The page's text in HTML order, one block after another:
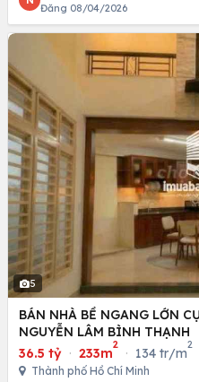
Đăng 08/04/2026
5
BÁN NHÀ BỀ NGANG LỚN
NGUYỄN LÂM BÌNH THẠNH
36.5 tỷ · 233m
2
· 134 tr/m
2
Thành phố Hồ Chí Minh